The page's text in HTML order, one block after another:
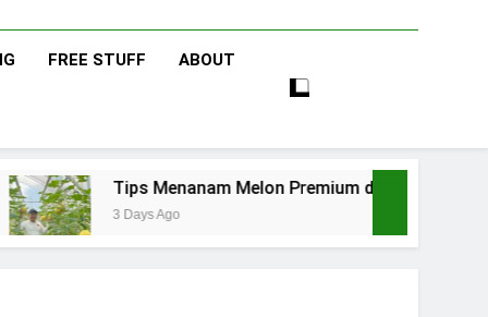
FREE STUFF ABOUT
Tips Menanam Melon Premium di Polibag Skala Rumahan
3 Days Ago